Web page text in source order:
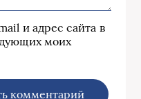
и адрес сайта в
моих